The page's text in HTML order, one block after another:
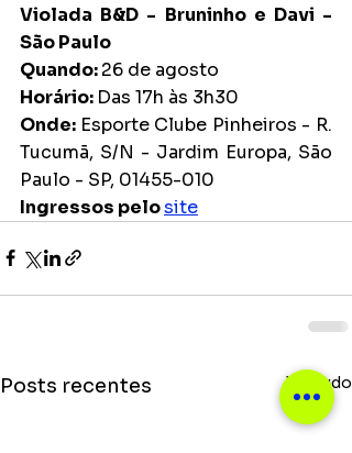
Violada B&D - Bruninho e Davi -
São Paulo
Quando: 26 de agosto
Horário: Das 17h às 3h30
Onde: Esporte Clube Pinheiros - R.
Tucumã, S/N - Jardim Europa, São
Paulo - SP, 01455-010
Ingressos pelo site
Posts recentes Ver tudo